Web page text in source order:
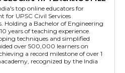
top online educators for
for UPSC Civil Services
Holding a Bachelor of Engineering
years of teaching experience.
techniques and simplified
over 500,000 learners on
a record milestone of over 1
recognized by the India